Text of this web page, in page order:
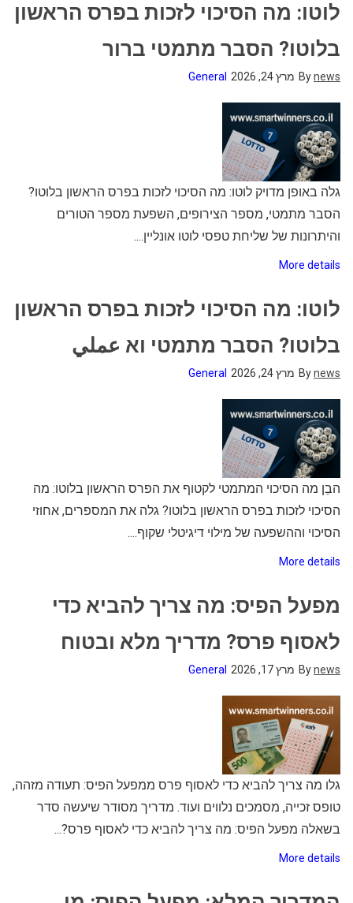
לוטו: מה הסיכוי לזכות בפרס הראשון
בלוטו? הסבר מתמטי ברור
Bynews מרץ 24, 2026 General
גלה באופן מדויק לוטו: מה הסיכוי לזכות בפרס הראשון בלוטו?
הסבר מתמטי, מספר הצירופים, השפעת מספר הטורים
והיתרונות של שליחת טפסי לוטו אונליין....
More details
לוטו: מה הסיכוי לזכות בפרס הראשון
בלוטו? הסבר מתמטי וא عملي
Bynews מרץ 24, 2026 General
הבֵן מה הסיכוי המתמטי לקטוף את הפרס הראשון בלוטו: מה
הסיכוי לזכות בפרס הראשון בלוטו? גלה את המספרים, אחוזי
הסיכוי וההשפעה של מילוי דיגיטלי שקוף....
More details
מפעל הפיס: מה צריך להביא כדי
לאסוף פרס? מדריך מלא ובטוח
Bynews מרץ 17, 2026 General
גלו מה צריך להביא כדי לאסוף פרס ממפעל הפיס: תעודה מזהה,
טופס זכייה, מסמכים נלווים ועוד. מדריך מסודר שיעשה סדר
בשאלה מפעל הפיס: מה צריך להביא כדי לאסוף פרס?...
More details